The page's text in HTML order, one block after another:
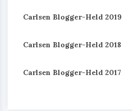
Carlsen Blogger-Held 2019
Carlsen Blogger-Held 2018
Carlsen Blogger-Held 2017